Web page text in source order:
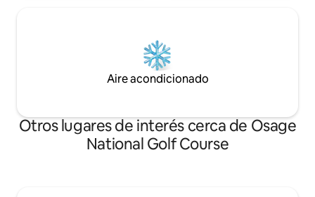
Aire acondicionado
Otros lugares de interés cerca de Osage
National Golf Course